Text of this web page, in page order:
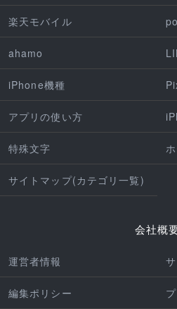
楽天モバイル
ahamo
iPhone機種
アプリの使い方
特殊文字
サイトマップ(カテゴリ一覧)
会社概
運営者情報
編集ポリシー